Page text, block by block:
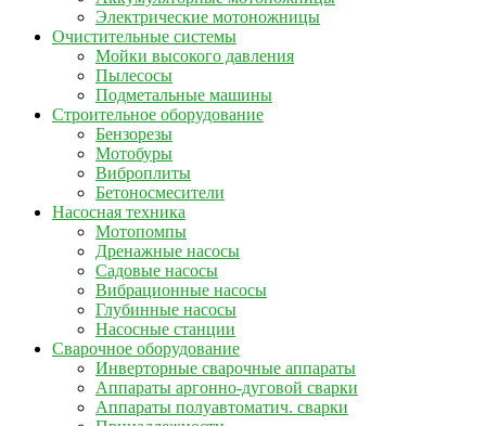
Электрические мотоножницы
Очистительные системы
Мойки высокого давления
Пылесосы
Подметальные машины
Строительное оборудование
Бензорезы
Мотобуры
Виброплиты
Бетоносмесители
Насосная техника
Мотопомпы
Дренажные насосы
Садовые насосы
Вибрационные насосы
Глубинные насосы
Насосные станции
Сварочное оборудование
Инверторные сварочные аппараты
Аппараты аргонно-дуговой сварки
Аппараты полуавтоматич. сварки